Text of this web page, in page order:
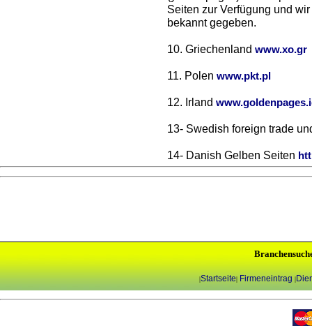
Seiten zur Verfügung und
bekannt gegeben.
10. Griechenland www.xo.gr
11. Polen www.pkt.pl
12. Irland
13- Swedish foreign trade
14- Danish Gelben Seiten
|Startseite| Firmeneintrag |